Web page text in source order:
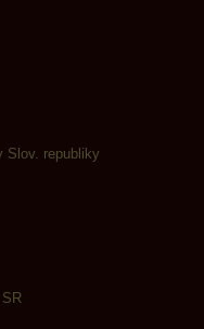
Slov. republiky